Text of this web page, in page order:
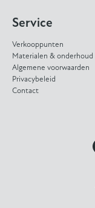
Service
Verkooppunten
Materialen & onderhoud
Algemene voorwaarden
Privacybeleid
Contact